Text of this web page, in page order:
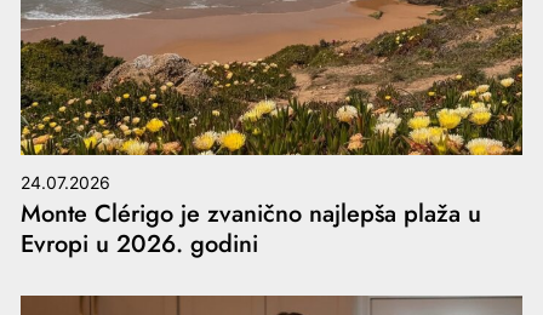
24.07.2026
Monte Clérigo je zvanično najlepša plaža u
Evropi u 2026. godini